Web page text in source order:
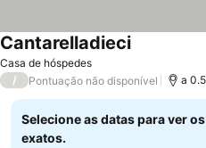
Casa de hóspedes
CantarelladieciVer preços
/ Pontuação não disponível a
Selecione as datas para ver
exatos.